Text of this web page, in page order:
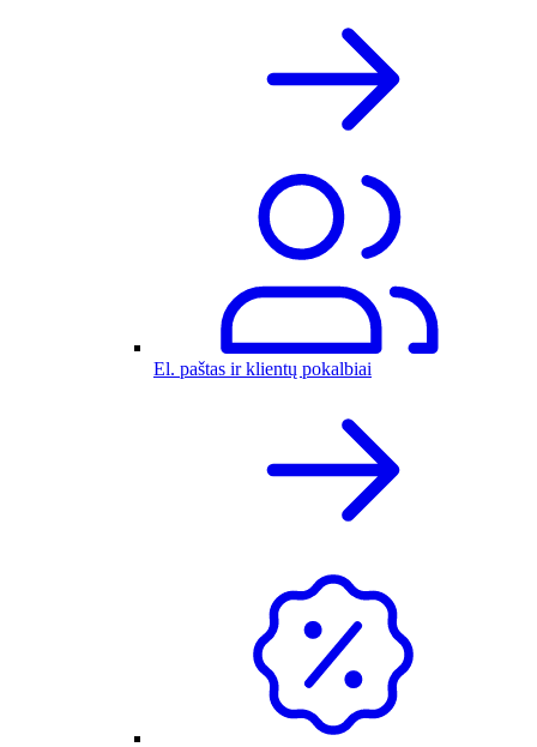
El. paštas ir klientų pokalbiai